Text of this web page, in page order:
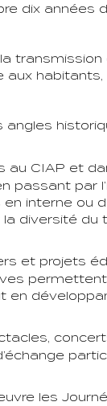
dix années
transmission
habitants,
angles
CIAP et
passant par
interne ou
diversité du
et projets
en
les